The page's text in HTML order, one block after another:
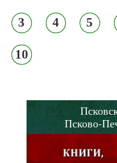
3 4 5
10
Псково-